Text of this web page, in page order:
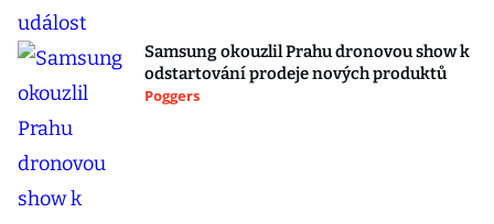
Samsung okouzlil Prahu dronovou show k
odstartování prodeje nových produktů
Poggers